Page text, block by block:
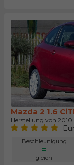
Mazda 2 1.6
Herstellung von 2010.
Beschleunigung
=
gleich